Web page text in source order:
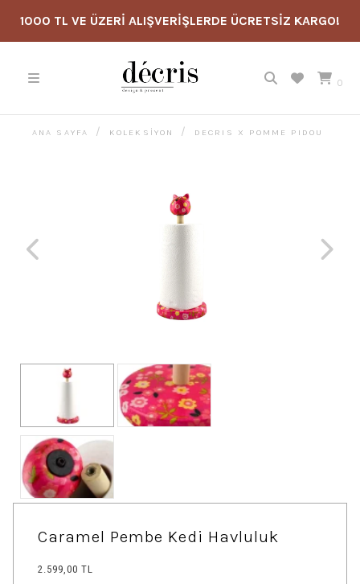
1000 TL VE ÜZERİ ALIŞVERİŞLERDE ÜCRETSİZ KARGO!
0
ANA SAYFA KOLEKSİYON DECRIS X POMME PIDOU
Caramel Pembe Kedi Havluluk
2.599,00 TL